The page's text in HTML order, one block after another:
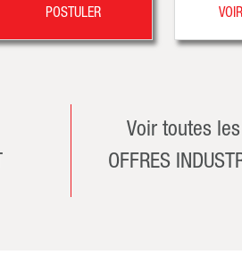
POSTULER
Voir toutes les
OFFRES